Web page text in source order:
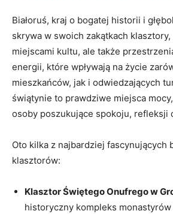
Białoruś, kraj o bogatej historii i
skrywa w ‌swoich zakątkach
miejscami​ kultu,​ ale także
energii, które wpływają⁢ na ⁤życie
mieszkańców, jak ‌i odwiedzających
świątynie to prawdziwe miejsca
osoby poszukujące spokoju, refleksji
Oto​ kilka z najbardziej fascynujących‌
klasztorów:
Klasztor Świętego Onufrego w
historyczny kompleks